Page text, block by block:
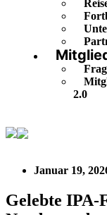
2.0
Januar 19,
Gelebte IPA-